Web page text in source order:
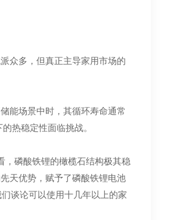
众多，但真正主导家用市场的
能场景中时，其循环寿命通常
热稳定性面临挑战。
，磷酸铁锂的橄榄石结构极其稳
天优势，赋予了磷酸铁锂电池
谈论可以使用十几年以上的家